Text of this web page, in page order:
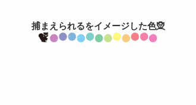
捕まえられるをイメージした色🧝